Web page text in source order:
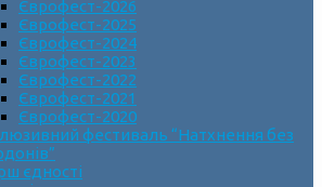
Єврофест-2026
Єврофест-2025
Єврофест-2024
Єврофест-2023
Єврофест-2022
Єврофест-2021
Єврофест-2020
фестиваль “Натхнення без
єдності